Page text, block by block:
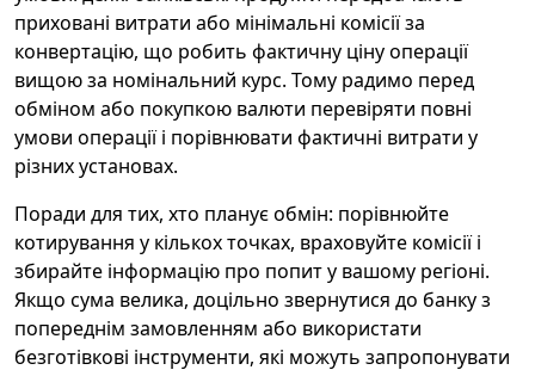
приховані витрати або мінімальні комісії за
конвертацію, що робить фактичну ціну операції
вищою за номінальний курс. Тому радимо перед
обміном або покупкою валюти перевіряти повні
умови операції і порівнювати фактичні витрати у
різних установах.
Поради для тих, хто планує обмін: порівнюйте
котирування у кількох точках, враховуйте комісії і
збирайте інформацію про попит у вашому регіоні.
Якщо сума велика, доцільно звернутися до банку з
попереднім замовленням або використати
безготівкові інструменти, які можуть запропонувати